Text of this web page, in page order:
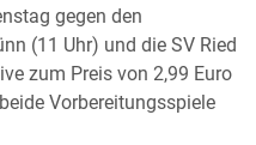
gegen den
(11 Uhr) und die SV Ried
zum Preis von 2,99 Euro
Vorbereitungsspiele